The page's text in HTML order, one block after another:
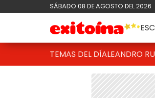
SÁBADO 08 DE AGOSTO DEL 2026
TEMAS DEL DÍALEANDRO